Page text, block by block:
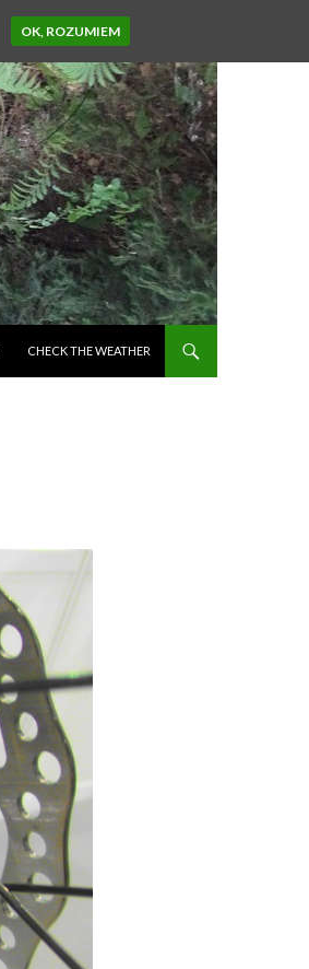
CHECK THE WEATHER
OK, ROZUMIEM